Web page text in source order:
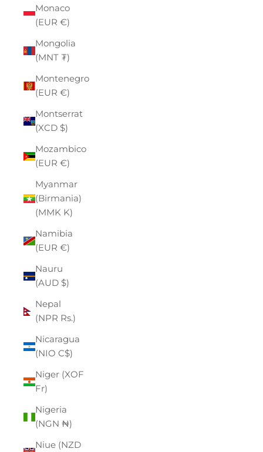
Monaco
(EUR €)
Mongolia
(MNT ₮)
Montenegro
(EUR €)
Montserrat
(XCD $)
Mozambico
(EUR €)
Myanmar
(Birmania)
(MMK K)
Namibia
(EUR €)
Nauru
(AUD $)
Nepal
(NPR Rs.)
Nicaragua
(NIO C$)
Niger (XOF
Fr)
Nigeria
(NGN ₦)
Niue (NZD